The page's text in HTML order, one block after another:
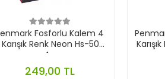
Fosforlu Kalem 4
Renk Neon Hs-505-
4n
249,00 TL